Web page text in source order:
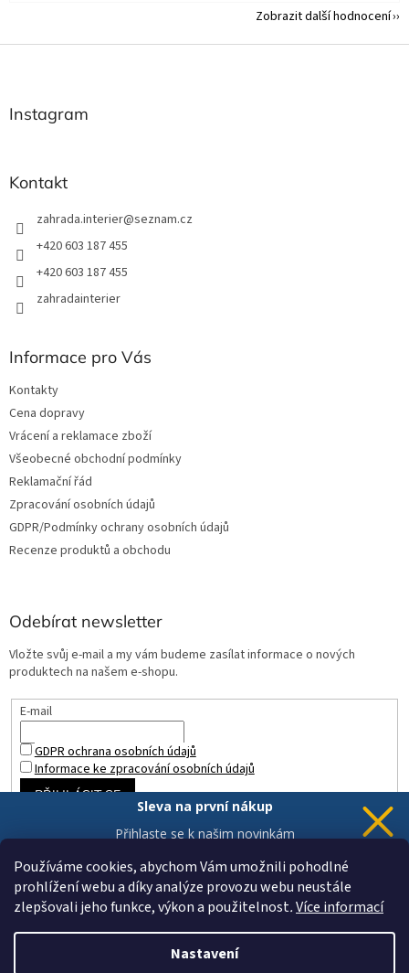
Používáme cookies, abychom Vám umožnili pohodlné
prohlížení webu a díky analýze provozu webu neustále
zlepšovali jeho funkce, výkon a použitelnost.Více informací
Nastavení
Zobrazit další hodnocení
Z
Instagram
Kontakt
zahrada.interier@seznam.cz
+420 603 187 455
+420 603 187 455
zahradainterier
Informace pro Vás
Kontakty
Cena dopravy
Vrácení a reklamace zboží
Všeobecné obchodní podmínky
Reklamační řád
Zpracování osobních údajů
GDPR/Podmínky ochrany osobních údajů
Recenze produktů a obchodu
Odebírat newsletter
Vložte svůj e-mail a my vám budeme zasílat informace o nových
produktech na našem e-shopu.
E-mail
GDPR ochrana osobních údajů
Informace ke zpracování osobních údajů
PŘIHLÁSIT SE
Vytvořil Shoptet
Sleva na první nákup
Přihlaste se k našim novinkám
Chci novinky a slevu
Vaše data jsou u nás v bezpečí.